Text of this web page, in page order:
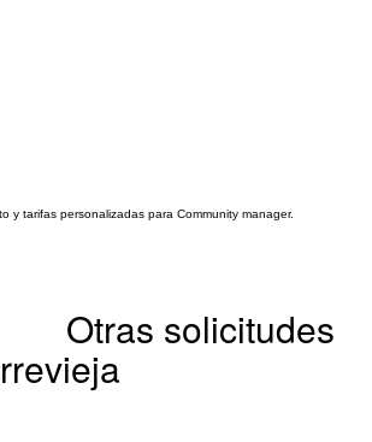
y tarifas personalizadas para Community manager.
Otras solicitudes